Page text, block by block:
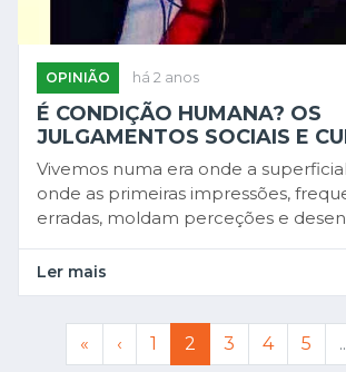
OPINIÃO há 2 anos
É CONDIÇÃO HUMANA? OS
JULGAMENTOS SOCIAIS E
Vivemos numa era onde a
onde as primeiras impressões,
erradas, moldam perceções e
Ler mais
« ‹ 1 2 3 4 5